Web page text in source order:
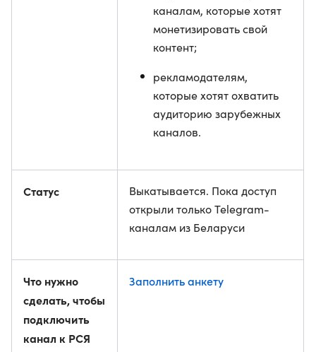
каналам, которые хотят
монетизировать свой
контент;
рекламодателям,
которые хотят охватить
аудиторию зарубежных
каналов.
Статус
Выкатывается. Пока доступ
открыли только Telegram-
каналам из Беларуси
Что нужно
сделать, чтобы
подключить
канал к РСЯ
Заполнить анкету